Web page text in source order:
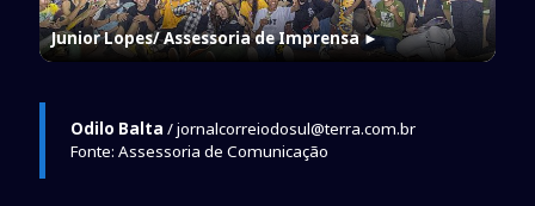
Junior Lopes/ Assessoria de Imprensa►
Odilo Balta / jornalcorreiodosul@terra.com.br
Fonte: Assessoria de Comunicação